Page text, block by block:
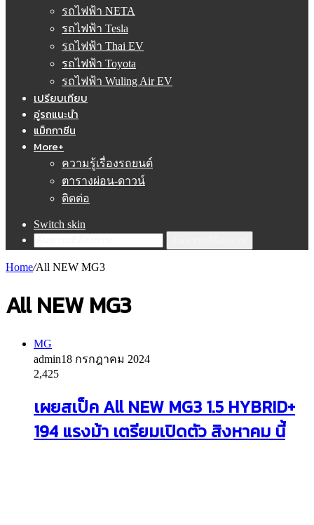
รถไฟฟ้า NETA
รถไฟฟ้า Tesla
รถไฟฟ้า Thai EV
รถไฟฟ้า Toyota
รถไฟฟ้า Wuling Air EV
เปรียบเทียบ
อู่รถแนะนำ
แม็กกาซีน
More+
ความรู้เรื่องรถยนต์
ตารางผ่อน-ดาวน์
ติดต่อ
Switch skin
Home/All NEW MG3
All NEW MG3
MG
admin18 กรกฎาคม 2024
2,425
เผยสเป็ค All NEW MG3 1.5 HYBRID+
194 แรงม้า เตรียมเปิดตัว สิงหาคม นี้